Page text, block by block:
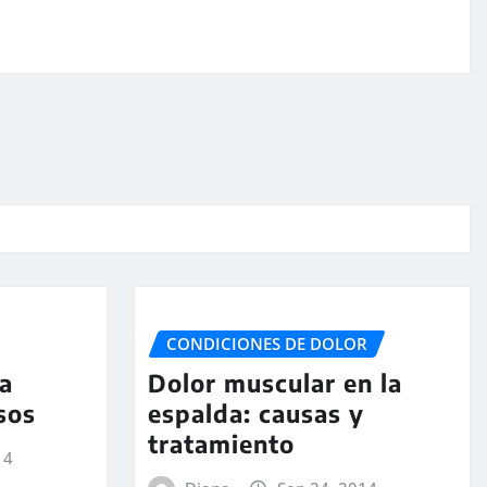
CONDICIONES DE DOLOR
Dolor muscular en la
espalda: causas y
tratamiento